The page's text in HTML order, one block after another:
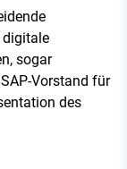
digitale
sogar
Vorstand für
des